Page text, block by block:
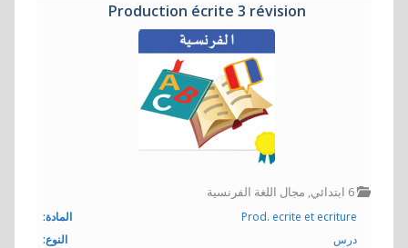
Production écrite 3 révision
6 ابتدائي , مجال اللغة الفرنسية
المادة:
Prod. ecrite et ecriture
النوع:
درس